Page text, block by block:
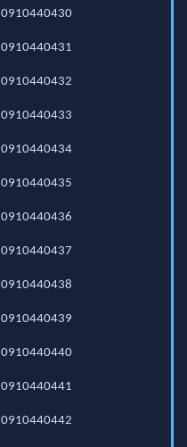
0910440430
0910440431
0910440432
0910440433
0910440434
0910440435
0910440436
0910440437
0910440438
0910440439
0910440440
0910440441
0910440442